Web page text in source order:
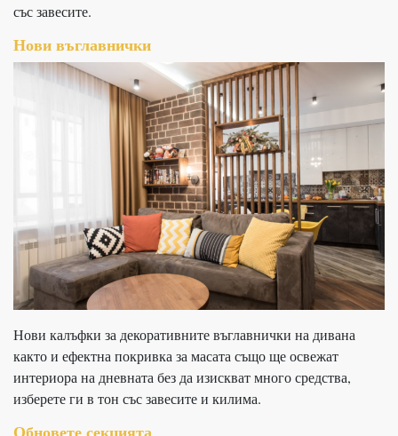
със завесите.
Нови въглавнички
Нови калъфки за декоративните въглавнички на дивана
както и ефектна покривка за масата също ще освежат
интериора на дневната без да изискват много средства,
изберете ги в тон със завесите и килима.
Обновете секцията